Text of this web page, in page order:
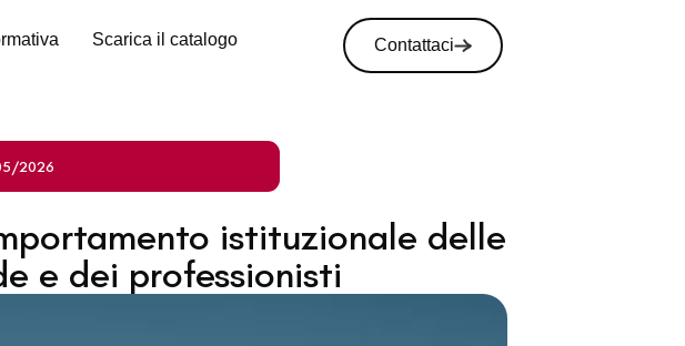
Scarica il catalogo Contattaci
2026
istituzionale delle
e dei professionisti